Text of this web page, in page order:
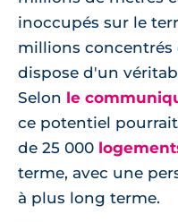
inoccupés sur le
millions concentrés
dispose d'un
Selon le
ce potentiel
de 25 000
terme, avec une
à plus long terme.